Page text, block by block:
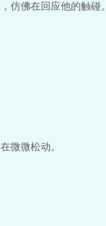
仿佛在回应他的触碰。
微微松动。